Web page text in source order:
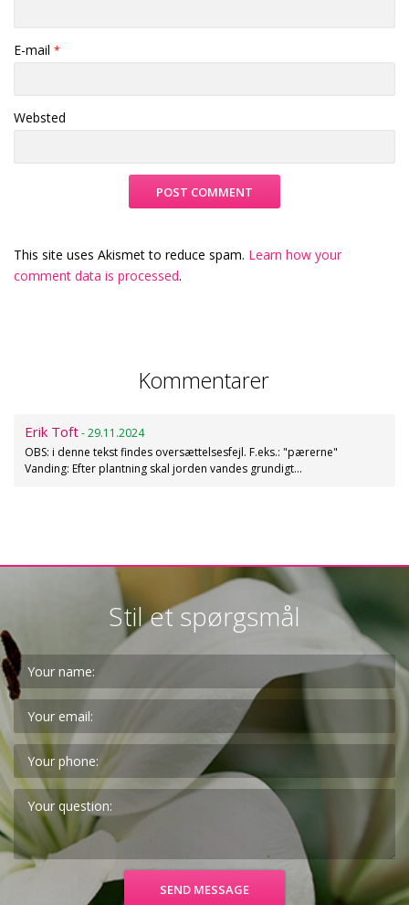
E-mail *
Websted
This site uses Akismet to reduce spam. Learn how your
comment data is processed.
Kommentarer
Erik Toft- 29.11.2024
OBS: i denne tekst findes oversættelsesfejl. F.eks.: "pærerne"
Vanding: Efter plantning skal jorden vandes grundigt…
Stil et spørgsmål